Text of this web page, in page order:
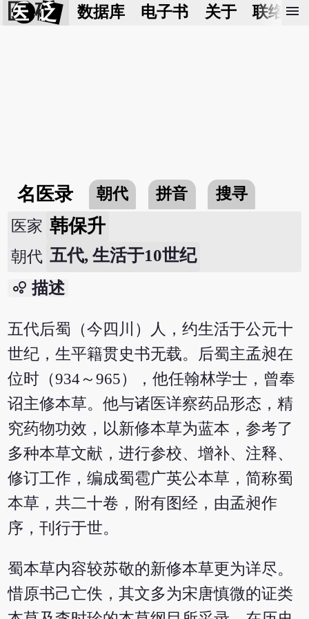
医 砭 数据库 电子书 关于 联络我
menu
名医录 朝代 拼音
搜寻
医家 韩保升
朝代 五代, 生活于10世纪
bubble_chart 描述
五代后蜀（今四川）人，约生活于公元十
世纪，生平籍贯史书无载。后蜀主孟昶在
位时（934～965），他任翰林学士，曾奉
诏主修本草。他与诸医详察药品形态，精
究药物功效，以新修本草为蓝本，参考了
多种本草文献，进行参校、增补、注释、
修订工作，编成蜀雹广英公本草，简称蜀
本草，共二十卷，附有图经，由孟昶作
序，刊行于世。
蜀本草内容较苏敬的新修本草更为详尽。
惜原书己亡佚，其文多为宋唐慎微的证类